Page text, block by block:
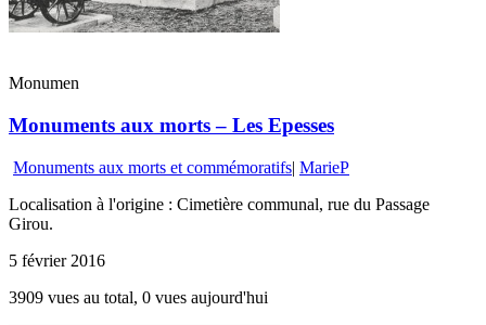
Monumen
Monuments aux morts – Les Epesses
Monuments aux morts et commémoratifs| MarieP
Localisation à l'origine : Cimetière communal, rue du Passage
Girou.
5 février 2016
3909 vues au total, 0 vues aujourd'hui